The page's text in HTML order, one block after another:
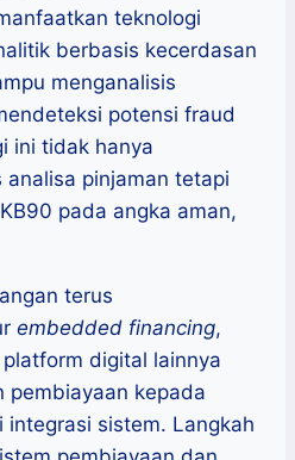
teknologi
berbasis kecerdasan
menganalisis
potensi fraud
ini tidak hanya
analisa pinjaman tetapi
pada angka aman,
terus
embedded financing,
digital lainnya
pembiayaan kepada
integrasi sistem. Langkah